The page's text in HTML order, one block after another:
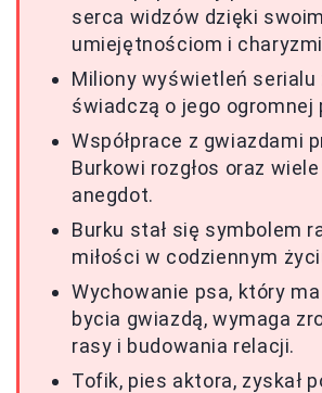
serca widzów dzięki swoim
umiejętnościom i
Miliony wyświetleń serialu
świadczą o jego ogromnej
Współprace z gwiazdami
Burkowi rozgłos oraz
anegdot.
Burku stał się symbolem
miłości w codziennym
Wychowanie psa, który
bycia gwiazdą, wymaga
rasy i budowania relacji.
Tofik, pies aktora, zyskał